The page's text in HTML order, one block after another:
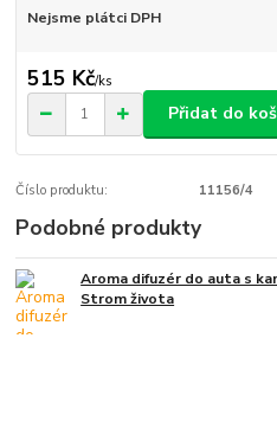
Nejsme plátci DPH
515 Kč/ks
Přidat do
Číslo produktu: 11156/4
Podobné produkty
Aroma difuzér do auta s
Strom života